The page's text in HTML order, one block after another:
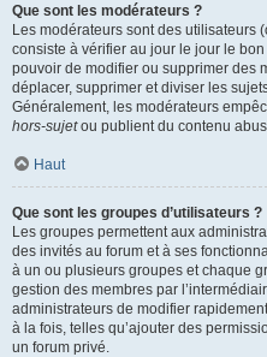
Que sont les modérateurs ?
Les modérateurs sont des utilisateurs
consiste à vérifier au jour le jour le
pouvoir de modifier ou supprimer des
déplacer, supprimer et diviser les
Généralement, les modérateurs
hors-sujetou publient du contenu
Haut
Que sont les groupes d’utilisateurs ?
Les groupes permettent aux
des invités au forum et à ses
à un ou plusieurs groupes et chaque
gestion des membres par
administrateurs de modifier
à la fois, telles qu’ajouter des
un forum privé.